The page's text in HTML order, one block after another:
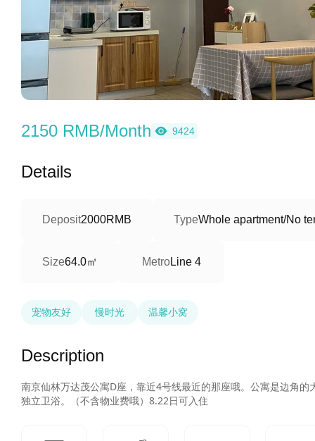
2150 RMB/Month 9424
Details
Deposit2000RMB TypeWhole apartment/No
Size64.0㎡ MetroLine 4
宠物友好 慢时光 温馨小窝
Description
南京仙林万达茂公寓D座，靠近4号线最近的那座哦。公寓是边角
独立卫浴。（不含物业费哦）8.22日可入住